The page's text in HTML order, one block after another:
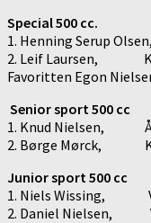
Special 500 cc.
1. Henning Serup
2. Leif Laursen,
Favoritten Egon
Senior sport 500 cc
1. Knud Nielsen,
2. Børge Mørck,
Junior sport 500 cc
1. Niels Wissing,
2. Daniel Nielsen,